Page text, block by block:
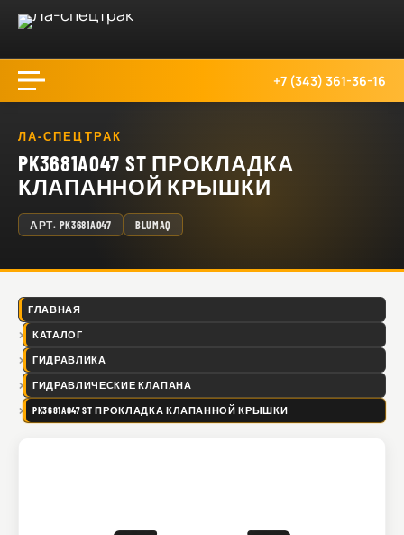
+7 (343) 361-36-16
ЛА-СПЕЦТРАК
PK3681A047 ST ПРОКЛАДКА
КЛАПАННОЙ КРЫШКИ
АРТ. PK3681A047 BLUMAQ
ГЛАВНАЯ
КАТАЛОГ
ГИДРАВЛИКА
ГИДРАВЛИЧЕСКИЕ КЛАПАНА
PK3681A047 ST ПРОКЛАДКА КЛАПАННОЙ КРЫШКИ